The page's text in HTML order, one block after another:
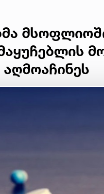
აღმოაჩინეს